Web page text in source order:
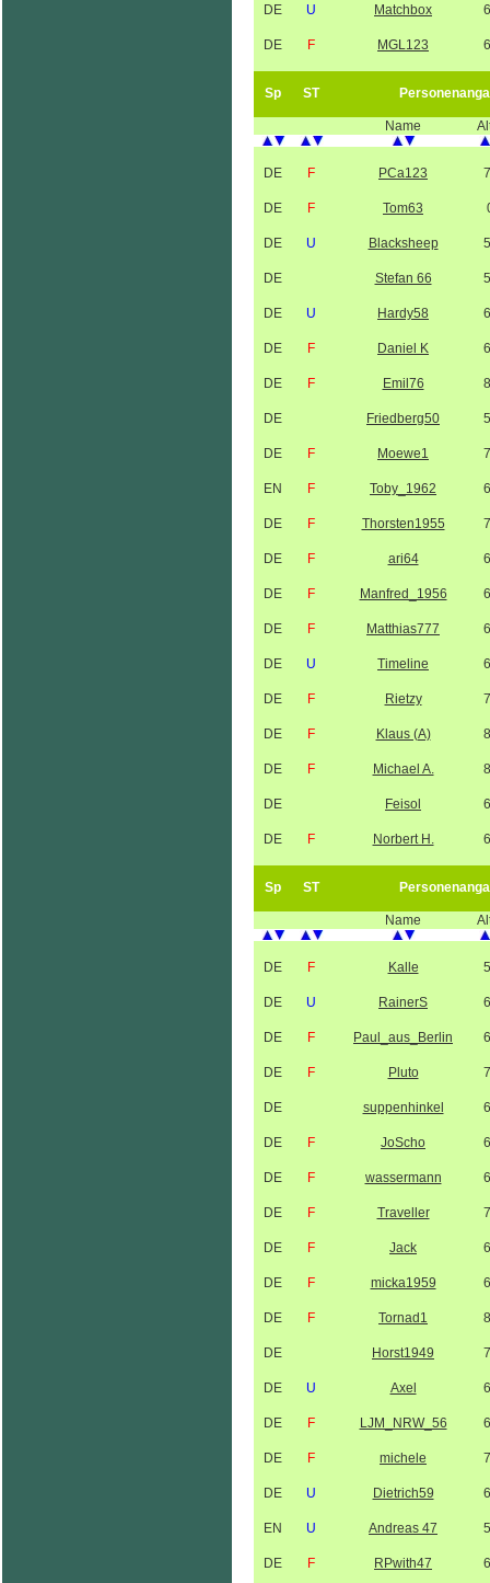
DE U Matchbox
DE F MGL123
Sp ST
Name
DE F PCa123
DE F Tom63
DE U Blacksheep
DE Stefan 66
DE U Hardy58
DE F Daniel K
DE F Emil76
DE Friedberg50
DE F Moewe1
EN F Toby_1962
DE F Thorsten1955
DE F ari64
DE F Manfred_1956
DE F Matthias777
DE U Timeline
DE F Rietzy
DE F Klaus (A)
DE F Michael A.
DE Feisol
DE F Norbert H.
Sp ST
Name
DE F Kalle
DE U RainerS
DE F Paul_aus_Berlin
DE F Pluto
DE suppenhinkel
DE F JoScho
DE F wassermann
DE F Traveller
DE F Jack
DE F micka1959
DE F Tornad1
DE Horst1949
DE U Axel
DE F LJM_NRW_56
DE F michele
DE U Dietrich59
EN U Andreas 47
DE F RPwith47